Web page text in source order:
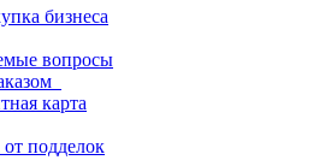
бизнеса
вопросы
карта
подделок